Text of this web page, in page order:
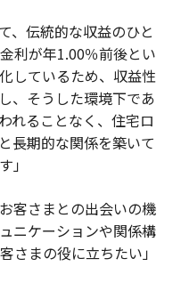
、伝統的な収益のひと
利が年1.00％前後とい
しているため、収益性
、そうした環境下であ
れることなく、住宅ロ
長期的な関係を築いて
」
客さまとの出会いの機
ニケーションや関係構
さまの役に立ちたい」